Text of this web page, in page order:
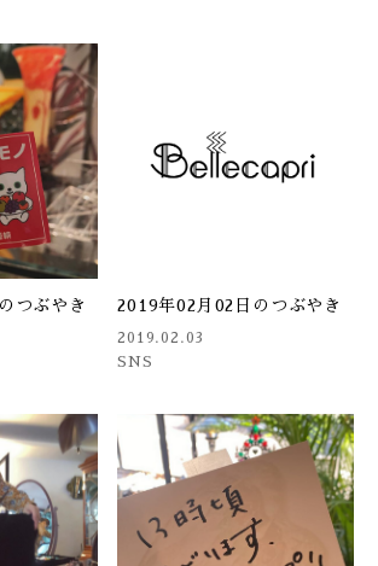
つぶやき 2019年02月02日のつぶやき
2019.02.03
SNS